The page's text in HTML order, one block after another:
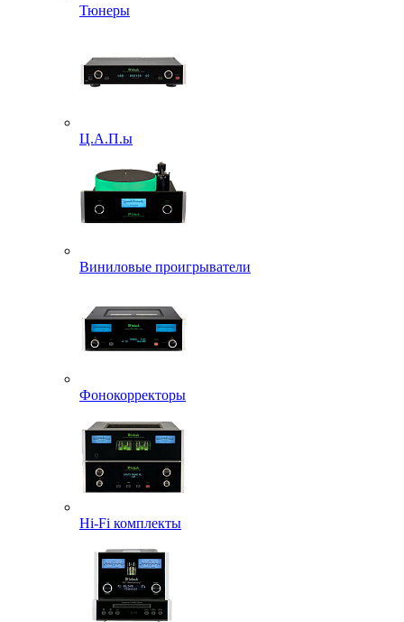
Тюнеры
Ц.А.П.ы
Виниловые проигрыватели
Фонокорректоры
Hi-Fi комплекты